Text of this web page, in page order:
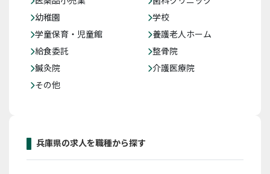
幼稚園
学校
学童保育・児童館
養護老人ホーム
給食委託
整骨院
鍼灸院
介護医療院
その他
兵庫県の求人を職種から探す